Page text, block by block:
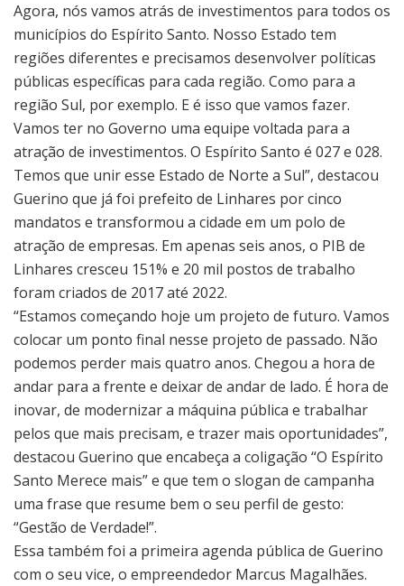
Agora, nós vamos atrás de investimentos para todos os
municípios do Espírito Santo. Nosso Estado tem
regiões diferentes e precisamos desenvolver políticas
públicas específicas para cada região. Como para a
região Sul, por exemplo. E é isso que vamos fazer.
Vamos ter no Governo uma equipe voltada para a
atração de investimentos. O Espírito Santo é 027 e 028.
Temos que unir esse Estado de Norte a Sul”, destacou
Guerino que já foi prefeito de Linhares por cinco
mandatos e transformou a cidade em um polo de
atração de empresas. Em apenas seis anos, o PIB de
Linhares cresceu 151% e 20 mil postos de trabalho
foram criados de 2017 até 2022.
“Estamos começando hoje um projeto de futuro. Vamos
colocar um ponto final nesse projeto de passado. Não
podemos perder mais quatro anos. Chegou a hora de
andar para a frente e deixar de andar de lado. É hora de
inovar, de modernizar a máquina pública e trabalhar
pelos que mais precisam, e trazer mais oportunidades”,
destacou Guerino que encabeça a coligação “O Espírito
Santo Merece mais” e que tem o slogan de campanha
uma frase que resume bem o seu perfil de gesto:
“Gestão de Verdade!”.
Essa também foi a primeira agenda pública de Guerino
com o seu vice, o empreendedor Marcus Magalhães.